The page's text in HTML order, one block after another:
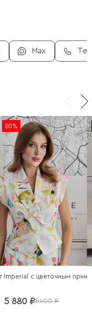
Max
30%
5 880 ₽8400 ₽